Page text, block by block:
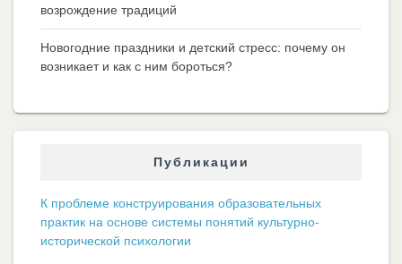
возрождение традиций
Новогодние праздники и детский стресс: почему он
возникает и как с ним бороться?
Публикации
К проблеме конструирования образовательных
практик на основе системы понятий культурно-
исторической психологии